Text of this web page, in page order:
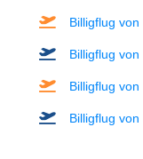
Billigflug von
Billigflug von
Billigflug von
Billigflug von